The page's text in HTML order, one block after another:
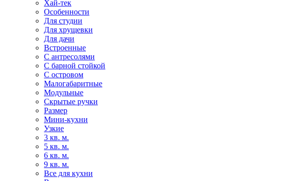
Хай-тек
Особенности
Для студии
Для хрущевки
Для дачи
Встроенные
С антресолями
С барной стойкой
С островом
Малогабаритные
Модульные
Скрытые ручки
Размер
Мини-кухни
Узкие
3 кв. м.
5 кв. м.
6 кв. м.
9 кв. м.
Все для кухни